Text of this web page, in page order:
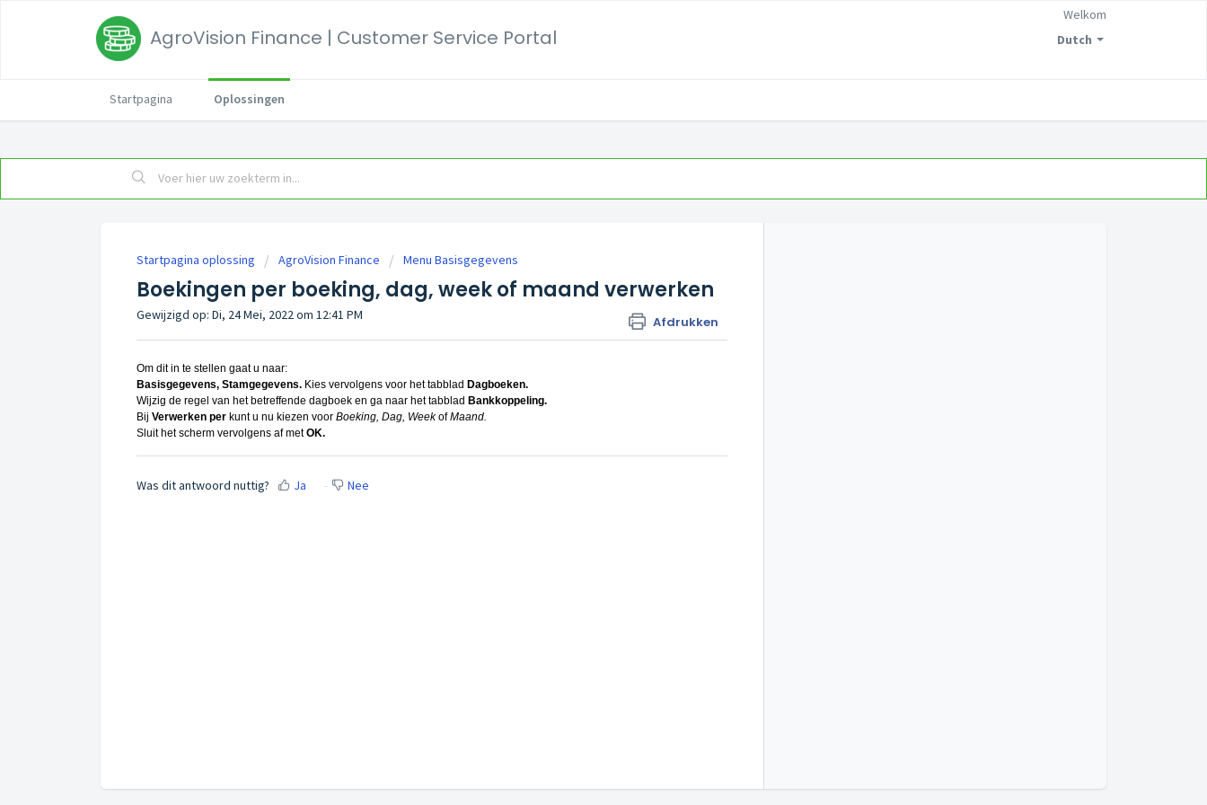
AgroVision Finance | Customer Service Portal Dutch
Welkom
Startpagina Oplossingen
Startpagina oplossing AgroVision Finance Menu Basisgegevens
Boekingen per boeking, dag, week of maand verwerken
Afdrukken
Gewijzigd op: Di, 24 Mei, 2022 om 12:41 PM
Om dit in te stellen gaat u naar:
Basisgegevens, Stamgegevens. Kies vervolgens voor het tabblad Dagboeken.
Wijzig de regel van het betreffende dagboek en ga naar het tabblad Bankkoppeling.
Bij Verwerken per kunt u nu kiezen voor Boeking, Dag, WeekofMaand.
Sluit het scherm vervolgens af metOK.
Was dit antwoord nuttig? Ja Nee